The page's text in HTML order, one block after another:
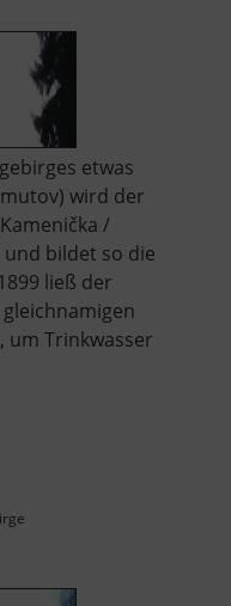
etwas
wird der
/
bildet so die
ließ der
um Trinkwasser